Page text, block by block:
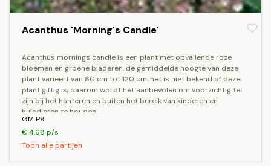
Acanthus 'Morning's Candle'
acanthus mornings candle is een plant met opvallende roze
bloemen en groene bladeren. de gemiddelde hoogte van deze
plant varieert van 80 cm tot 120 cm. het is niet bekend of deze
plant giftig is, daarom wordt het aanbevolen om voorzichtig te
zijn bij het hanteren en buiten het bereik van kinderen en
huisdieren te houden.
GM P9
€ 4,68 p/s
Toon alle partijen